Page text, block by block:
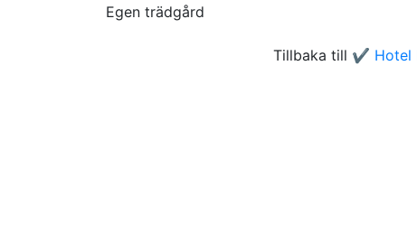
Egen trädgård
Tillbaka till ✔️ Hotel